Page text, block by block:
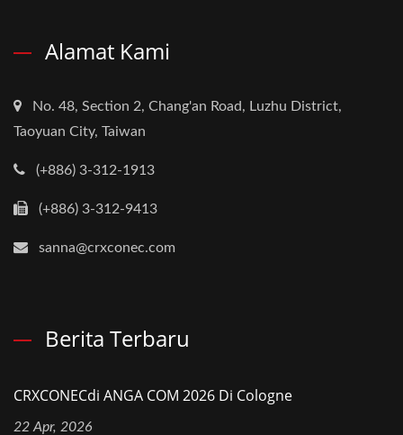
Alamat Kami
No. 48, Section 2, Chang'an Road, Luzhu District,
Taoyuan City, Taiwan
(+886) 3-312-1913
(+886) 3-312-9413
sanna@crxconec.com
Berita Terbaru
CRXCONECdi ANGA COM 2026 Di Cologne
22 Apr, 2026